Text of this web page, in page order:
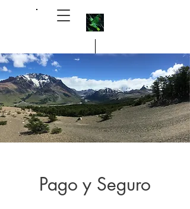
Michael Alpert, M.D.
Pago y Seguro